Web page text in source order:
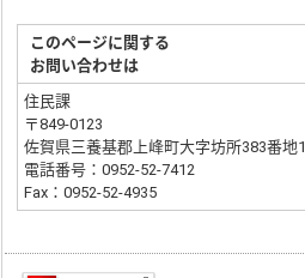
このページに関する
お問い合わせは
住民課
〒849-0123
佐賀県三養基郡上峰町大字坊所383番地1
電話番号：0952-52-7412
Fax：0952-52-4935